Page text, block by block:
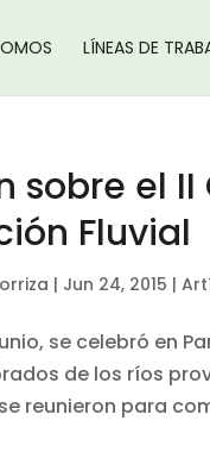
LÍNEAS DE
sobre el
Fluvial
| Jun 24, 2015 |
se celebró en
de los ríos
reunieron para